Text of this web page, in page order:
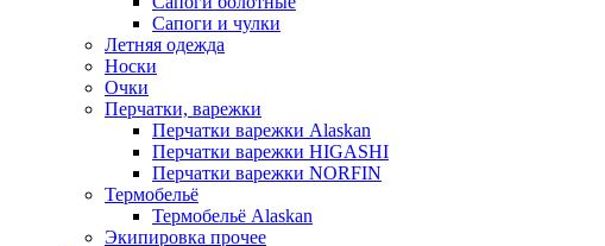
Сапоги и чулки
Летняя одежда
Носки
Очки
Перчатки, варежки
Перчатки варежки Alaskan
Перчатки варежки HIGASHI
Перчатки варежки NORFIN
Термобельё
Термобельё Alaskan
Экипировка прочее